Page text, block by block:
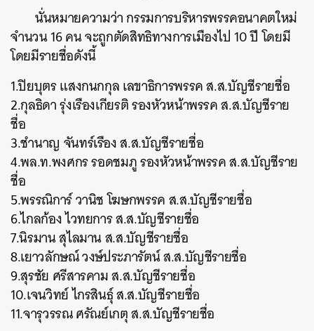
นั่นหมายความว่า กรรมการบริหารพรรคอนาคตใหม่
จำนวน 16 คน จะถูกตัดสิทธิทางการเมืองไป 10 ปี โดยมี
โดยมีรายชื่อดังนี้
1.ปิยบุตร แสงกนกกุล เลขาธิการพรรค ส.ส.บัญชีรายชื่อ
2.กุลธิดา รุ่งเรืองเกียรติ รองหัวหน้าพรรค ส.ส.บัญชีราย
ชื่อ
3.ชำนาญ จันทร์เรือง ส.ส.บัญชีรายชื่อ
4.พล.ท.พงศกร รอดชมภู รองหัวหน้าพรรค ส.ส.บัญชีราย
ชื่อ
5.พรรณิการ์ วานิช โฆษกพรรค ส.ส.บัญชีรายชื่อ
6.ไกลก้อง ไวทยการ ส.ส.บัญชีรายชื่อ
7.นิรมาน สุไลมาน ส.ส.บัญชีรายชื่อ
8.เยาวลักษณ์ วงษ์ประภารัตน์ ส.ส.บัญชีรายชื่อ
9.สุรชัย ศรีสารคาม ส.ส.บัญชีรายชื่อ
10.เจนวิทย์ ไกรสินธุ์ ส.ส.บัญชีรายชื่อ
11.จารุวรรณ ศรัณย์เกตุ ส.ส.บัญชีรายชื่อ